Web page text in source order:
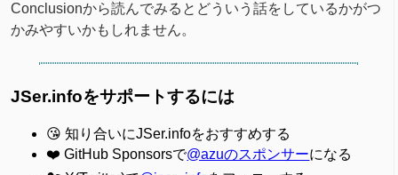
Conclusionから読んでみるとどういう話をしているかがつ
かみやすいかもしれません。
JSer.infoをサポートするには
😘 知り合いにJSer.infoをおすすめする
❤️ GitHub Sponsorsで@azuのスポンサーになる